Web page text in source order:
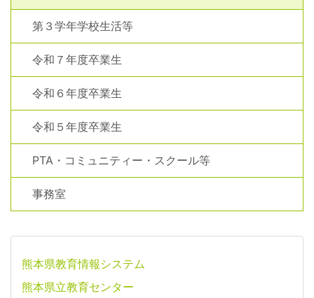
第３学年学校生活等
令和７年度卒業生
令和６年度卒業生
令和５年度卒業生
PTA・コミュニティー・スクール等
事務室
熊本県教育情報システム
熊本県立教育センター